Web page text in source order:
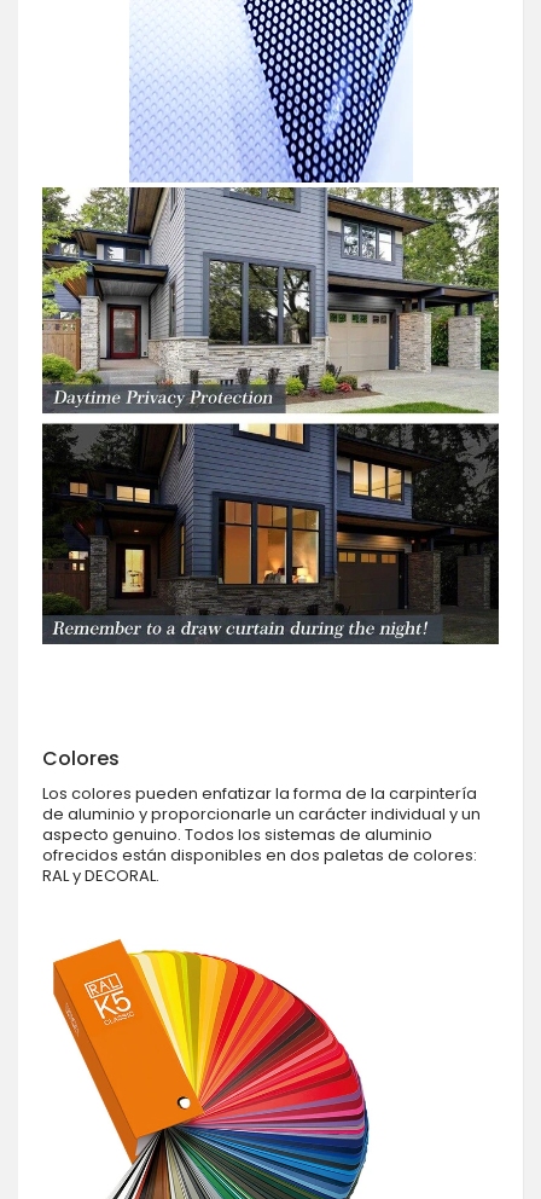
Colores
Los colores pueden enfatizar la forma de la carpintería
de aluminio y proporcionarle un carácter individual y un
aspecto genuino. Todos los sistemas de aluminio
ofrecidos están disponibles en dos paletas de colores:
RAL y DECORAL.